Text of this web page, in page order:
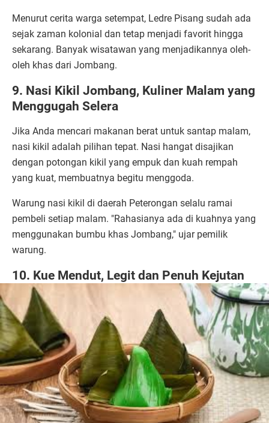
Menurut cerita warga setempat, Ledre Pisang sudah ada
sejak zaman kolonial dan tetap menjadi favorit hingga
sekarang. Banyak wisatawan yang menjadikannya oleh-
oleh khas dari Jombang.
9. Nasi Kikil Jombang, Kuliner Malam yang
Menggugah Selera
Jika Anda mencari makanan berat untuk santap malam,
nasi kikil adalah pilihan tepat. Nasi hangat disajikan
dengan potongan kikil yang empuk dan kuah rempah
yang kuat, membuatnya begitu menggoda.
Warung nasi kikil di daerah Peterongan selalu ramai
pembeli setiap malam. "Rahasianya ada di kuahnya yang
menggunakan bumbu khas Jombang," ujar pemilik
warung.
10. Kue Mendut, Legit dan Penuh Kejutan